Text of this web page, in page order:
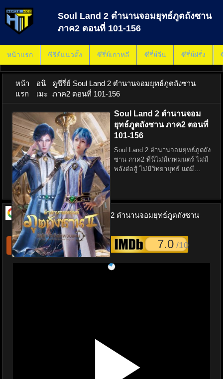
Soul Land 2 ตำนานจอมยุทธ์ภูตถังซาน
ภาค2 ตอนที่ 101-156
หน้าแรก ซีรีย์แนวตั้ง ซีรี่ย์เกาหลี ซีรี่ย์จีน ซีรี่ย์ฝรั่ง
หน้า
แรก
อนิ
เมะ
ดูซีรี่ย์ Soul Land 2 ตำนานจอมยุทธ์ภูตถังซาน
ภาค2 ตอนที่ 101-156
Soul Land 2 ตำนานจอม
ยุทธ์ภูตถังซาน ภาค2 ตอนที่
101-156
Soul Land 2 ตำนานจอมยุทธ์ภูตถัง
ซาน ภาค2 ที่นี่ไม่มีเวทมนตร์ ไม่มี
พลังต่อสู้ ไม่มีวิทยายุทธ์ แต่มี
ถึงคราวร่วงโรย ผู้เก่งกล้าบาตรใหญ่รุ่
ดูซีรี่ย์ ออนไลน์ Soul Land 2 ตำนานจอมยุทธ์ภูตถังซาน
ภาค2 ตอนที่ 101-156
รีเฟชหนังไม่เล่น แจ้งหนังเสีย 7.0 /10